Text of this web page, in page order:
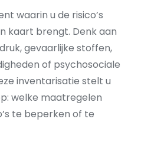
waarin u de risico’s
kaart brengt. Denk aan
gevaarlijke stoffen,
of psychosociale
inventarisatie stelt u
welke maatregelen
te beperken of te